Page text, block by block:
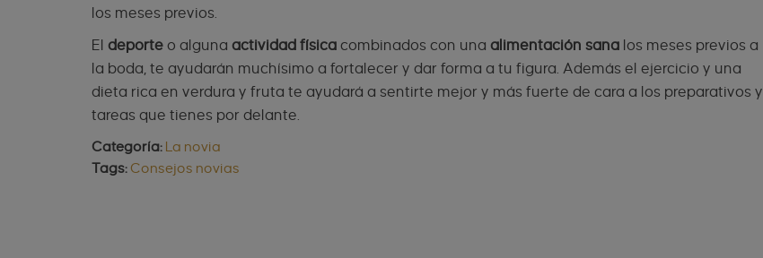
los meses previos.
El deporte o alguna actividad física combinados con una alimentación sana los meses previos a
la boda, te ayudarán muchísimo a fortalecer y dar forma a tu figura. Además el ejercicio y una
dieta rica en verdura y fruta te ayudará a sentirte mejor y más fuerte de cara a los preparativos y
tareas que tienes por delante.
Categoría: La novia
Tags:Consejos novias